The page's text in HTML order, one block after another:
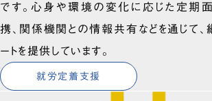
です。心身や環境の変化に応じた定期
携、関係機関との情報共有などを通じて
ートを提供しています。
就労定着支援